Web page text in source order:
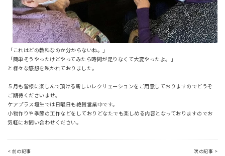
「これはどの教科なのか分からないね。」
「簡単そうやったけどやってみたら時間が足りなくて大変やったよ。」
と様々な感想を呟かれておりました。
５月も皆様に楽しんで頂ける新しいレクリェーションをご用意しておりますのでどうぞ
ご期待くださいませ。
ケアプラス垣生では日曜日も絶賛営業中です。
小物作りや季節の工作などをしておりどなたでも楽しめる内容となっておりますのでお
気軽にお問い合わせください。
< 前の記事
次の記事 >